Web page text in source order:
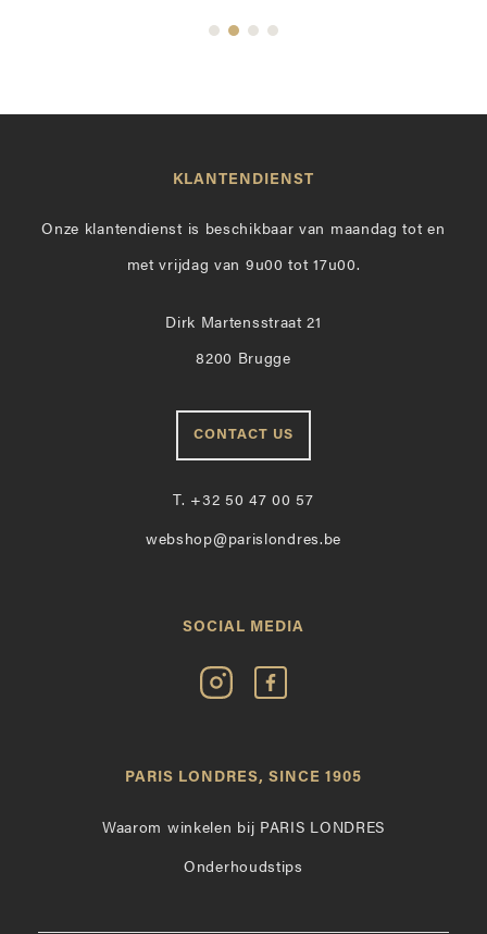
KLANTENDIENST
Onze klantendienst is beschikbaar van maandag tot en
met vrijdag van 9u00 tot 17u00.
Dirk Martensstraat 21
8200 Brugge
CONTACT US
T. +32 50 47 00 57
webshop@parislondres.be
SOCIAL MEDIA
Volg
Paris
Instagram
Vind
op
PARIS LONDRES, SINCE 1905
Waarom winkelen bij PARIS LONDRES
Onderhoudstips